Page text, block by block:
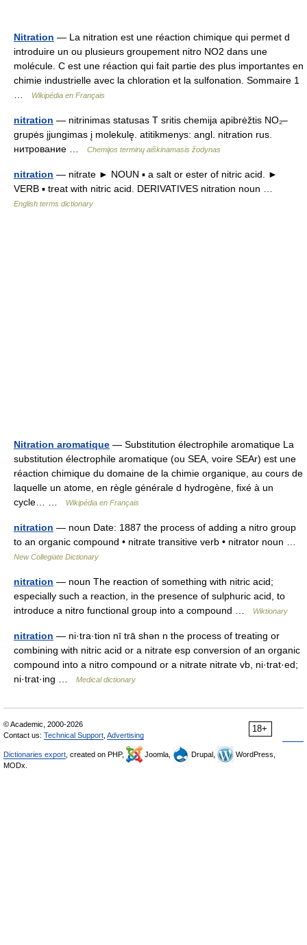
Nitration — La nitration est une réaction chimique qui permet d
introduire un ou plusieurs groupement nitro NO2 dans une
molécule. C est une réaction qui fait partie des plus importantes en
chimie industrielle avec la chloration et la sulfonation. Sommaire 1
Wikipédia en Français
nitration — nitrinimas statusas T sritis chemija apibrėžtis NO₂–
grupės įjungimas į molekulę. atitikmenys: angl. nitration rus.
нитрование …
Chemijos terminų aiškinamasis žodynas
nitration — nitrate ► NOUN ▪ a salt or ester of nitric acid. ►
VERB ▪ treat with nitric acid. DERIVATIVES nitration noun …
English terms dictionary
Nitration aromatique — Substitution électrophile aromatique La
substitution électrophile aromatique (ou SEA, voire SEAr) est une
réaction chimique du domaine de la chimie organique, au cours de
laquelle un atome, en règle générale d hydrogène, fixé à un
cycle… …
Wikipédia en Français
nitration — noun Date: 1887 the process of adding a nitro group
to an organic compound • nitrate transitive verb • nitrator noun …
New Collegiate Dictionary
nitration — noun The reaction of something with nitric acid;
especially such a reaction, in the presence of sulphuric acid, to
introduce a nitro functional group into a compound …
Wiktionary
nitration — ni·tra·tion nī trā shən n the process of treating or
combining with nitric acid or a nitrate esp conversion of an organic
compound into a nitro compound or a nitrate nitrate vb, ni·trat·ed;
ni·trat·ing …
Medical dictionary
18+
© Academic, 2000-2026
Contact us: Technical Support Advertising
Dictionaries export , created on PHP, Joomla, Drupal,
WordPress,
MODx.